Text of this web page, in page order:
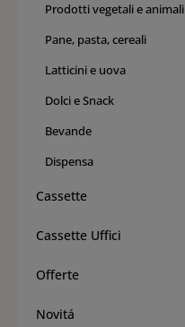
Prodotti vegetali e animali
Pane, pasta, cereali
Latticini e uova
Dolci e Snack
Bevande
Dispensa
Cassette
Cassette Uffici
Offerte
Novitá